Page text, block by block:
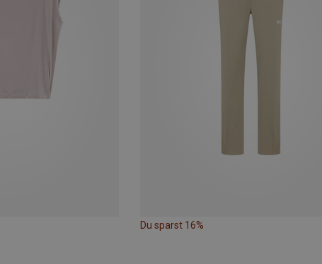
Du sparst 16%